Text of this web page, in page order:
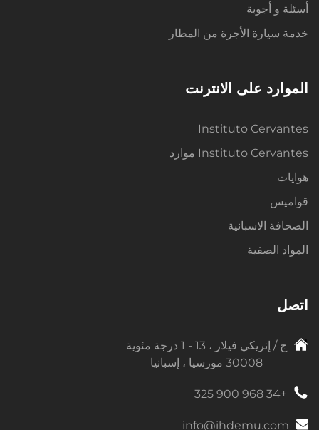
أسئلة و أجوبة
خدمة سيارة الأجرة من المطار
الموارد على الانترنت
Instituto Cervantes
Instituto Cervantes موارد
هوايات
قواميس
الصحافة الاسبانية
المواد الصفية
اتصل
ج / إنريكي فيلار ، 13 - 1 درجة مئوية
30008 مورسيا ، إسبانيا
+34 968 900 325
info@ihdemu.com